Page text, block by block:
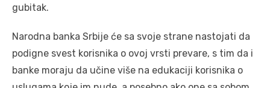
gubitak.
Narodna banka Srbije će sa svoje strane nastojati da
podigne svest korisnika o ovoj vrsti prevare, s tim da i
banke moraju da učine više na edukaciji korisnika o